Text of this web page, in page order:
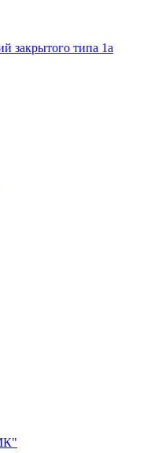
закрытого типа 1a